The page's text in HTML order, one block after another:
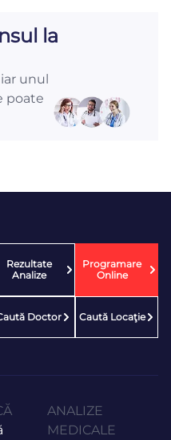
la
iar unul
poate
Rezultate
Analize
Programare
Online
Doctor Caută Locaţie
ANALIZE
MEDICALE